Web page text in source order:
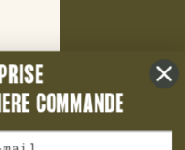
COMMANDE